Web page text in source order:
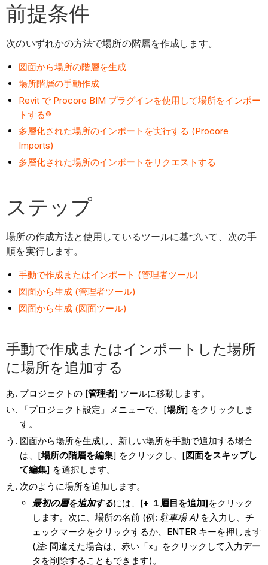
前提条件
次のいずれかの方法で場所の階層を作成します。
図面から場所の階層を生成
場所階層の手動作成
Revit で Procore BIM プラグインを使用して場所をインポー
トする®
多層化された場所のインポートを実行する (Procore
Imports)
多層化された場所のインポートをリクエストする
ステップ
場所の作成方法と使用しているツールに基づいて、次の手
順を実行します。
手動で作成またはインポート (管理者ツール)
図面から生成 (管理者ツール)
図面から生成 (図面ツール)
手動で作成またはインポートした場所
に場所を追加する
プロジェクトの [管理者] ツールに移動します。
「プロジェクト設定」メニューで、[場所] をクリックしま
す。
図面から場所を生成し、新しい場所を手動で追加する場合
は、[場所の階層を編集] をクリックし、[ 図面をスキップし
て編集] を選択します。
次のように場所を追加します。
最初の層を追加するには、 [+ １層目を追加]をクリック
します。次に、場所の名前 (例: 駐車場 A)を入力し、チ
ェックマークをクリックするか、ENTER キーを押します
(注: 間違えた場合は、赤い「x」をクリックして入力デー
タを削除することもできます)。